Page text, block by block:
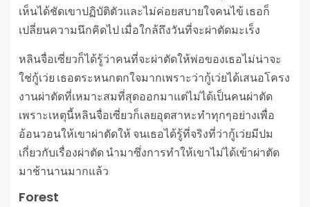
เห็นได้ชัดเขาปฏิบัติตัวและไม่ค่อยสบายใจคนไข้ เธอก็
เปลี่ยนความนึกคิดไป เมื่อใกล้ถึงวันที่จะผ่าตัดมะเร็ง
หลินจื่อเซี่ยวก็ได้รู้ว่าคนที่จะผ่าตัดให้พ่อของเธอไม่น่าจะ
ใช่กู้เว่ย เธอตระหนกตกใจมากเพราะว่ากู้เว่ยได้เสนอโครง
งานผ่าตัดที่เหมาะสมที่สุดออกมาแต่ไม่ได้เป็นคนผ่าตัด
เพราะเหตุนี้หลินจื่อเซี่ยวก็เลยอุตสาหะทำทุกๆอย่างเพื่อ
อ้อนวอนให้เขาผ่าตัดให้ จนเธอได้รู้ที่จริงที่ว่ากู้เว่ยมีปม
เกี่ยวกับเรื่องผ่าตัด นำมาซึ่งการทำให้เขาไม่ได้เข้าผ่าตัด
มาช้านานมากแล้ว
Forest